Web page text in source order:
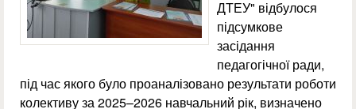
ДТЕУ" відбулося
підсумкове
засідання
педагогічної ради,
під час якого було проаналізовано результати роботи
колективу за 2025–2026 навчальний рік, визначено